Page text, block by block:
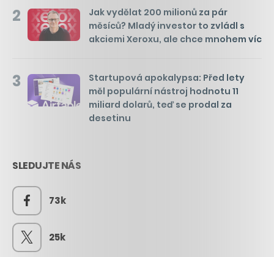
2
Jak vydělat 200 milionů za pár
měsíců? Mladý investor to zvládl s
akciemi Xeroxu, ale chce mnohem víc
3
Startupová apokalypsa: Před lety
měl populární nástroj hodnotu 11
miliard dolarů, teď se prodal za
desetinu
SLEDUJTE NÁS
73k
25k